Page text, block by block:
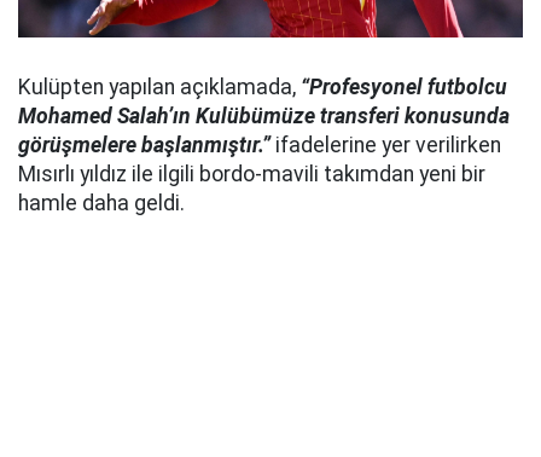
Kulüpten yapılan açıklamada, “Profesyonel futbolcu
Mohamed Salah’ın Kulübümüze transferi konusunda
görüşmelere başlanmıştır.”ifadelerine yer verilirken
Mısırlı yıldız ile ilgili bordo-mavili takımdan yeni bir
hamle daha geldi.